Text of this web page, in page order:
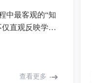
中最客观的“知
直观反映学生
查看更多